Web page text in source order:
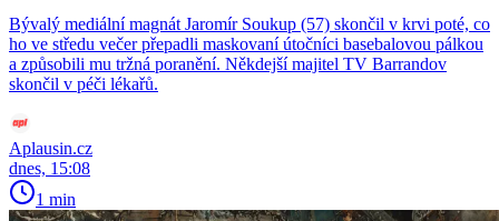
Bývalý mediální magnát Jaromír Soukup (57) skončil v krvi poté, co
ho ve středu večer přepadli maskovaní útočníci basebalovou pálkou
a způsobili mu tržná poranění. Někdejší majitel TV Barrandov
skončil v péči lékařů.
Aplausin.cz
dnes, 15:08
1 min